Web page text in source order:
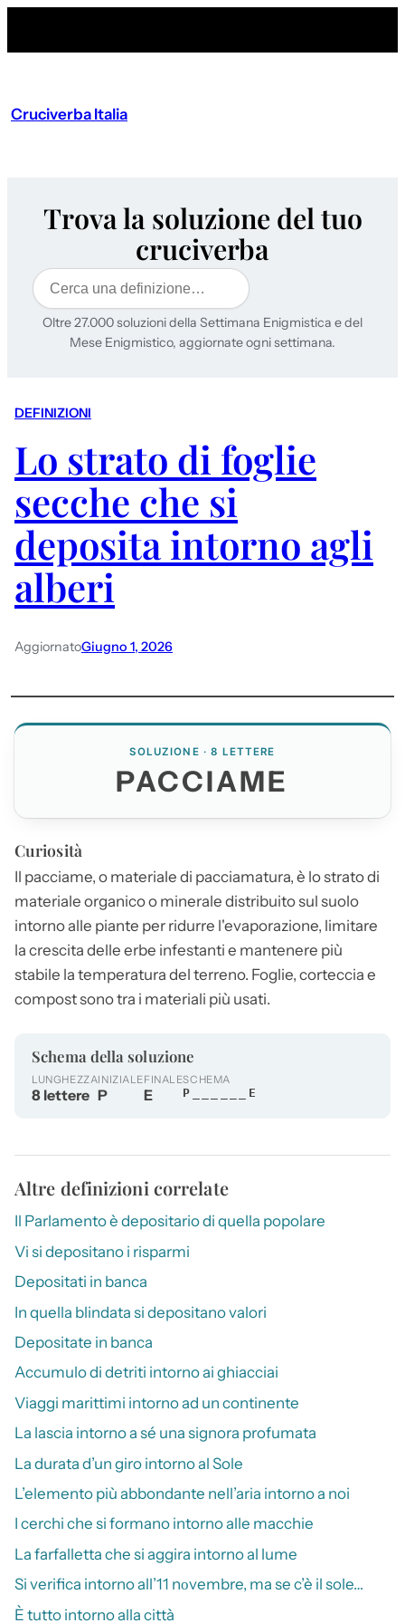
Cruciverba Italia
Trova la soluzione del tuo
cruciverba
Cerca
Oltre 27.000 soluzioni della Settimana Enigmistica e del
Mese Enigmistico, aggiornate ogni settimana.
DEFINIZIONI
Lo strato di foglie
secche che si
deposita intorno agli
alberi
AggiornatoGiugno 1, 2026
SOLUZIONE · 8 LETTERE
PACCIAME
Curiosità
Il pacciame, o materiale di pacciamatura, è lo strato di
materiale organico o minerale distribuito sul suolo
intorno alle piante per ridurre l'evaporazione, limitare
la crescita delle erbe infestanti e mantenere più
stabile la temperatura del terreno. Foglie, corteccia e
compost sono tra i materiali più usati.
Schema della soluzione
LUNGHEZZA
8 lettere
INIZIALE
P
FINALE
E
SCHEMA
P______E
Altre definizioni correlate
Il Parlamento è depositario di quella popolare
Vi si depositano i risparmi
Depositati in banca
In quella blindata si depositano valori
Depositate in banca
Accumulo di detriti intorno ai ghiacciai
Viaggi marittimi intorno ad un continente
La lascia intorno a sé una signora profumata
La durata d’un giro intorno al Sole
L’elemento più abbondante nell’aria intorno a noi
I cerchi che si formano intorno alle macchie
La farfalletta che si aggira intorno al lume
Si verifica intorno all’11 nоvembre, ma se c’è il sole…
È tutto intorno alla città